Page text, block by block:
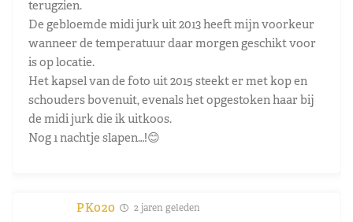
terugzien.
De gebloemde midi jurk uit 2013 heeft mijn voorkeur
wanneer de temperatuur daar morgen geschikt voor
is op locatie.
Het kapsel van de foto uit 2015 steekt er met kop en
schouders bovenuit, evenals het opgestoken haar bij
de midi jurk die ik uitkoos.
Nog 1 nachtje slapen…!😊
PK020 2 jaren geleden